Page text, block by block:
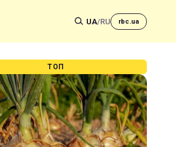
UA/RU rbc.ua
ТОП